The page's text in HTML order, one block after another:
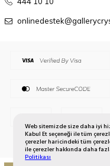
Web sitemizde size daha iyi
Kabul Et seçeneği ile tüm
çerezler haricindeki tüm
ile çerezler hakkında daha
Politikası